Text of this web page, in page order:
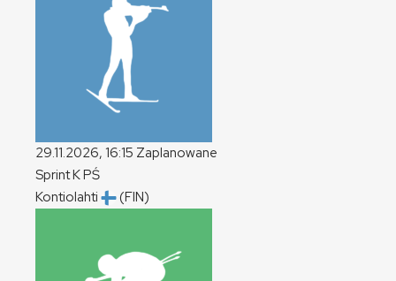
29.11.2026, 16:15 Zaplanowane
SprintKPŚ
Kontiolahti
(FIN)